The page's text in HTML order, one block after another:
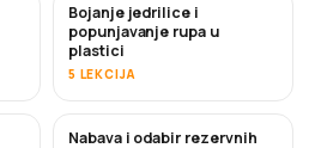
USKORO
Bojanje jedrilice i
popunjavanje rupa u
plastici
5 LEKCIJA
USKORO
Nabava i odabir rezervnih